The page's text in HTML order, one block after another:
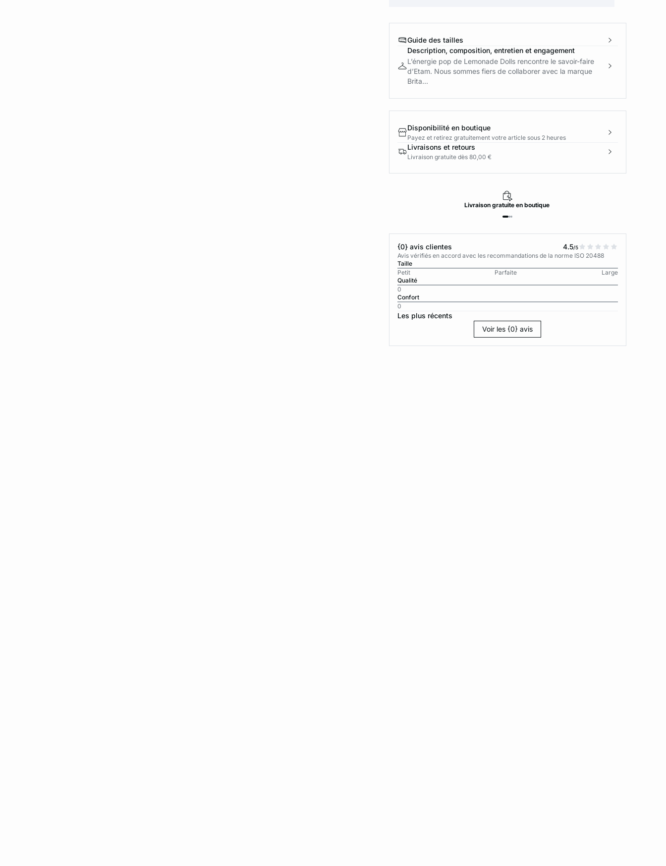
Guide des tailles
Description, composition, entretien et engagement
L’énergie pop de Lemonade Dolls rencontre le savoir-faire
d’Etam. Nous sommes fiers de collaborer avec la marque
Brita...
Disponibilité en boutique
Payez et retirez gratuitement votre article sous 2 heures
Livraisons et retours
Livraison gratuite dès 80,00 €
Livraison gratuite en boutique
{0} avis clientes 4.5/5
Avis vérifiés en accord avec les recommandations de la norme ISO 20488
Taille
Petit
Parfaite
Large
Qualité
0
Confort
0
Les plus récents
Voir les {0} avis